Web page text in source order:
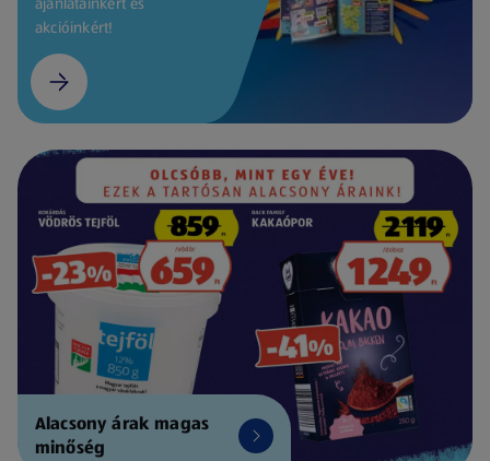
akcióinkért!
Alacsony árak magas
minőség